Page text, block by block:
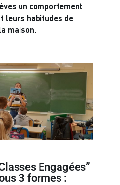
un comportement
leurs habitudes de
maison.
Engagées”
3 formes :